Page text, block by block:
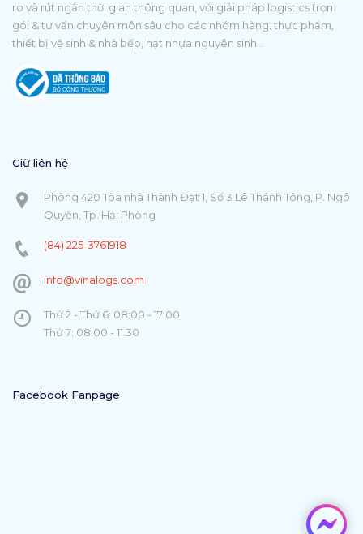
ro và rút ngắn thời gian thông quan, với giải pháp logistics trọn
gói & tư vấn chuyên môn sâu cho các nhóm hàng: thực phẩm,
thiết bị vệ sinh & nhà bếp, hạt nhựa nguyên sinh...
Giữ liên hệ
Phòng 420 Tòa nhà Thành Đạt 1, Số 3 Lê Thánh Tông, P. Ngô
Quyền, Tp. Hải Phòng
(84) 225-3761918
info@vinalogs.com
Thứ 2 - Thứ 6: 08:00 - 17:00
Thứ 7: 08:00 - 11:30
Facebook Fanpage